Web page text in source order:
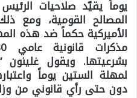
يوماً يقيّد صلاحيات
المصالح القومية، ومع
الأميركية حكماً ضد هذه
بشرعيتها. ويقول
لمهلة الستين يوماً
دون حتى رأي قانوني من